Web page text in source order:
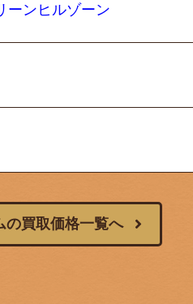
ーンヒルゾーン
の買取価格一覧へ